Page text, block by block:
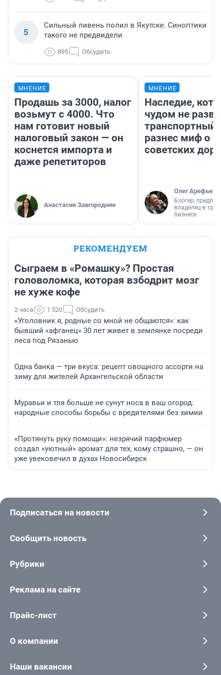
5
Сильный ливень полил в Якутске. Синоптики
такого не предвидели
895 Обсудить
МНЕНИЕ
Продашь за 3000, налог
возьмут с 4000. Что
нам готовит новый
налоговый закон — он
коснется импорта и
даже репетиторов
Анастасия Завгородняя
МНЕНИЕ
Наследие,
чудом не
транспортный
разнес миф о
советских
Олег Арефьев
Блогер,
владелец в
бизнесе
РЕКОМЕНДУЕМ
Сыграем в «Ромашку»? Простая
головоломка, которая взбодрит мозг
не хуже кофе
2 часа 1 520 Обсудить
«Уголовник я, родные со мной не общаются»: как
бывший «афганец» 30 лет живет в землянке посреди
леса под Рязанью
Одна банка — три вкуса: рецепт овощного ассорти на
зиму для жителей Архангельской области
Муравьи и тля больше не сунут носа в ваш огород:
народные способы борьбы с вредителями без химии
«Протянуть руку помощи»: незрячий парфюмер
создал «уютный» аромат для тех, кому страшно, — он
уже увековечил в духах Новосибирск
Подписаться на новости
Сообщить новость
Рубрики
Реклама на сайте
Прайс-лист
О компании
Наши вакансии